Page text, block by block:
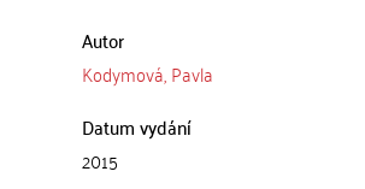
Autor
Kodymová, Pavla
Datum vydání
2015